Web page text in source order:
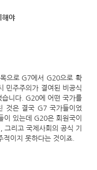
해야
으로 G7에서 G20으로 확
민주주의가 결여된 비공식
습니다. G20에 어떤 국가를
것은 결국 G7 국가들이었
이 있는데 G20은 회원국이
그리고 국제사회의 공식 기
이지 못하다는 것이죠.